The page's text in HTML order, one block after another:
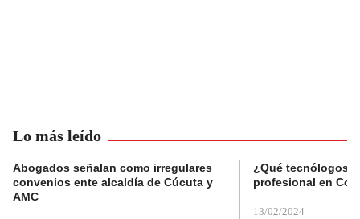
Lo más leído
Abogados señalan como irregulares
convenios ente alcaldía de Cúcuta y
AMC
¿Qué tecnólogos
profesional en
13/02/2024